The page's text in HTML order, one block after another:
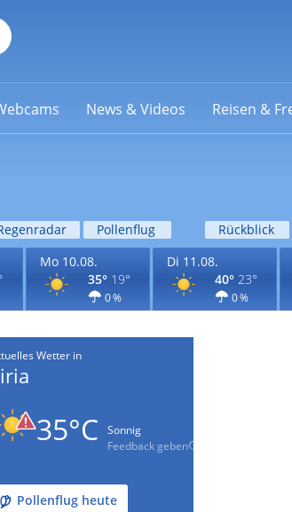
News & Videos Reisen &
Pollenflug
Rückblick
Mo 10.08.
35° 19°
0 %
Di 11.08.
40° 23°
0 %
Wetter in
35°C
Sonnig
Feedback geben
Pollenflug heute